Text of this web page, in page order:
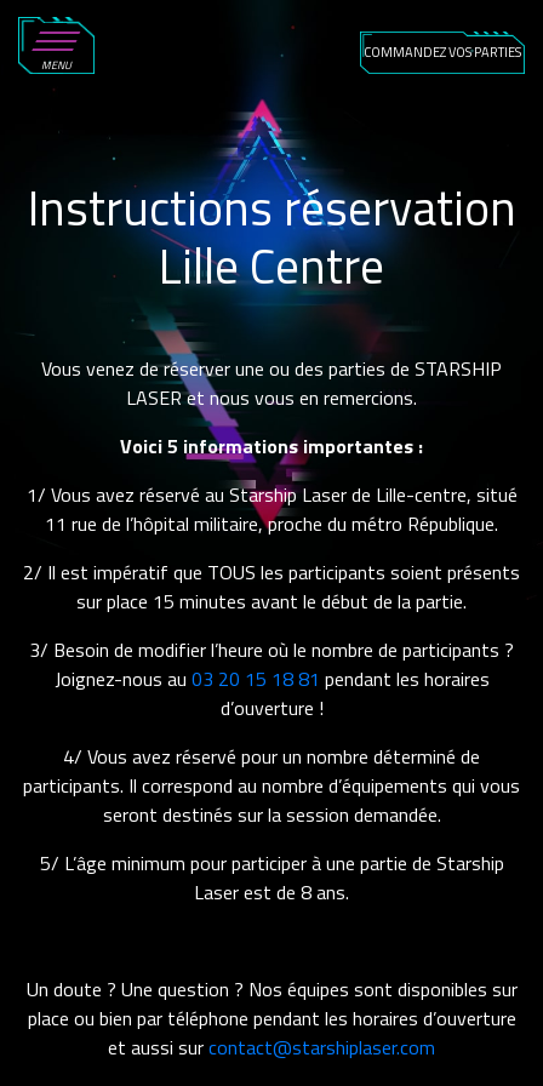
MENU
COMMANDEZ VOS PARTIES
Instructions réservation
Lille Centre
Vous venez de réserver une ou des parties de STARSHIP
LASER et nous vous en remercions.
Voici 5 informations importantes :
1/ Vous avez réservé au Starship Laser de Lille-centre, situé
11 rue de l’hôpital militaire, proche du métro République.
2/ Il est impératif que TOUS les participants soient présents
sur place 15 minutes avant le début de la partie.
3/ Besoin de modifier l’heure où le nombre de participants ?
Joignez-nous au 03 20 15 18 81 pendant les horaires
d’ouverture !
4/ Vous avez réservé pour un nombre déterminé de
participants. Il correspond au nombre d’équipements qui vous
seront destinés sur la session demandée.
5/ L’âge minimum pour participer à une partie de Starship
Laser est de 8 ans.
Un doute ? Une question ? Nos équipes sont disponibles sur
place ou bien par téléphone pendant les horaires d’ouverture
et aussi surcontact@starshiplaser.com